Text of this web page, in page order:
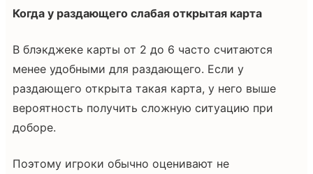
Когда у раздающего слабая открытая карта
В блэкджеке карты от 2 до 6 часто считаются
менее удобными для раздающего. Если у
раздающего открыта такая карта, у него выше
вероятность получить сложную ситуацию при
доборе.
Поэтому игроки обычно оценивают не